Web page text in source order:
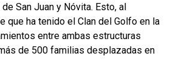
San Juan y Nóvita. Esto, al
que ha tenido el Clan del Golfo en la
entre ambas estructuras
de 500 familias desplazadas en